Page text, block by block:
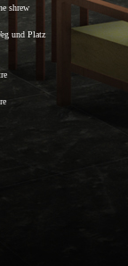
shrew
und Platz